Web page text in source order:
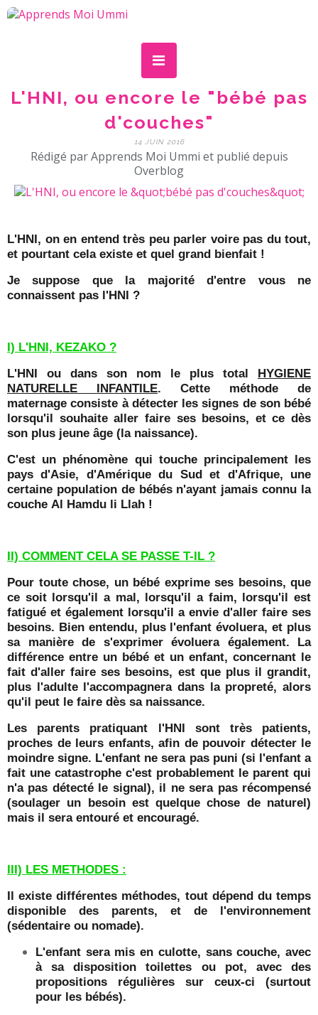
L'HNI, ou encore le "bébé pas
d'couches"
14 JUIN 2016
Rédigé par Apprends Moi Ummi et publié depuis
Overblog
L'HNI, on en entend très peu parler voire pas du tout,
et pourtant cela existe et quel grand bienfait !
Je suppose que la majorité d'entre vous ne
connaissent pas l'HNI ?
I) L'HNI, KEZAKO ?
L'HNI ou dans son nom le plus total HYGIENE
NATURELLE INFANTILE. Cette méthode de
maternage consiste à détecter les signes de son bébé
lorsqu'il souhaite aller faire ses besoins, et ce dès
son plus jeune âge (la naissance).
C'est un phénomène qui touche principalement les
pays d'Asie, d'Amérique du Sud et d'Afrique, une
certaine population de bébés n'ayant jamais connu la
couche Al Hamdu li Llah !
II) COMMENT CELA SE PASSE T-IL ?
Pour toute chose, un bébé exprime ses besoins, que
ce soit lorsqu'il a mal, lorsqu'il a faim, lorsqu'il est
fatigué et également lorsqu'il a envie d'aller faire ses
besoins. Bien entendu, plus l'enfant évoluera, et plus
sa manière de s'exprimer évoluera également. La
différence entre un bébé et un enfant, concernant le
fait d'aller faire ses besoins, est que plus il grandit,
plus l'adulte l'accompagnera dans la propreté, alors
qu'il peut le faire dès sa naissance.
Les parents pratiquant l'HNI sont très patients,
proches de leurs enfants, afin de pouvoir détecter le
moindre signe. L'enfant ne sera pas puni (si l'enfant a
fait une catastrophe c'est probablement le parent qui
n'a pas détecté le signal), il ne sera pas récompensé
(soulager un besoin est quelque chose de naturel)
mais il sera entouré et encouragé.
III) LES METHODES :
Il existe différentes méthodes, tout dépend du temps
disponible des parents, et de l'environnement
(sédentaire ou nomade).
L'enfant sera mis en culotte, sans couche, avec
à sa disposition toilettes ou pot, avec des
propositions régulières sur ceux-ci (surtout
pour les bébés).